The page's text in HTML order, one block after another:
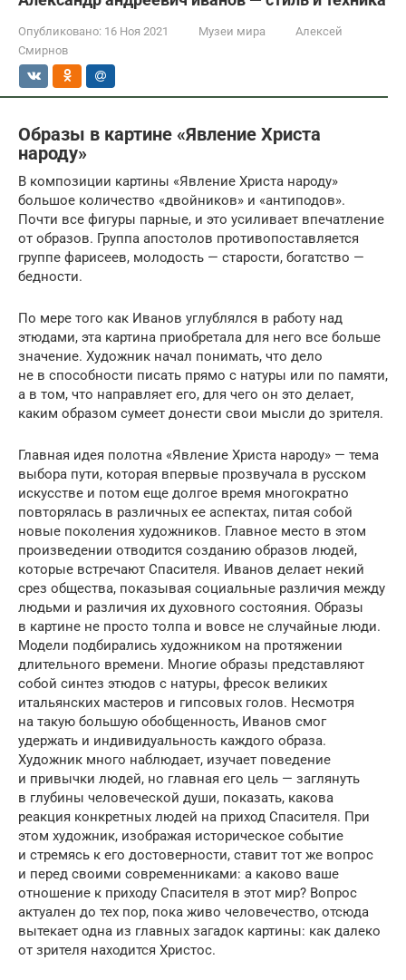
Опубликовано: 16 Ноя 2021 Музеи мира
Алексей
Смирнов
Образы в картине «Явление Христа
народу»
В композиции картины «Явление Христа народу»
большое количество «двойников» и «антиподов».
Почти все фигуры парные, и это усиливает впечатление
от образов. Группа апостолов противопоставляется
группе фарисеев, молодость — старости, богатство —
бедности.
По мере того как Иванов углублялся в работу над
этюдами, эта картина приобретала для него все больше
значение. Художник начал понимать, что дело
не в способности писать прямо с натуры или по памяти,
а в том, что направляет его, для чего он это делает,
каким образом сумеет донести свои мысли до зрителя.
Главная идея полотна «Явление Христа народу» — тема
выбора пути, которая впервые прозвучала в русском
искусстве и потом еще долгое время многократно
повторялась в различных ее аспектах, питая собой
новые поколения художников. Главное место в этом
произведении отводится созданию образов людей,
которые встречают Спасителя. Иванов делает некий
срез общества, показывая социальные различия между
людьми и различия их духовного состояния. Образы
в картине не просто толпа и вовсе не случайные люди.
Модели подбирались художником на протяжении
длительного времени. Многие образы представляют
собой синтез этюдов с натуры, фресок великих
итальянских мастеров и гипсовых голов. Несмотря
на такую большую обобщенность, Иванов смог
удержать и индивидуальность каждого образа.
Художник много наблюдает, изучает поведение
и привычки людей, но главная его цель — заглянуть
в глубины человеческой души, показать, какова
реакция конкретных людей на приход Спасителя. При
этом художник, изображая историческое событие
и стремясь к его достоверности, ставит тот же вопрос
и перед своими современниками: а каково ваше
отношение к приходу Спасителя в этот мир? Вопрос
актуален до тех пор, пока живо человечество, отсюда
вытекает одна из главных загадок картины: как далеко
от зрителя находится Христос.